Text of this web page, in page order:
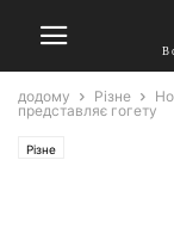
додому Різне
представляє гогету
Різне